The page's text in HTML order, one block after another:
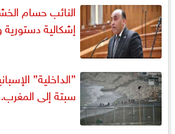
النائب حسام
إشكالية
سبتة إلى